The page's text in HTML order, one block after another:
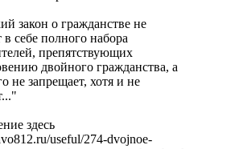
закон о гражданстве не
в себе полного набора
препятствующих
двойного гражданства, а
не запрещает, хотя и не
здесь
useful/274-dvojnoe-